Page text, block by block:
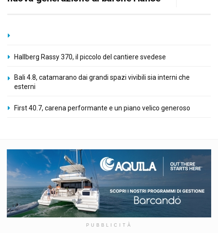
Hallberg Rassy 370, il piccolo del cantiere svedese
Bali 4.8, catamarano dai grandi spazi vivibili sia interni che
esterni
First 40.7, carena performante e un piano velico generoso
PUBBLICITÀ